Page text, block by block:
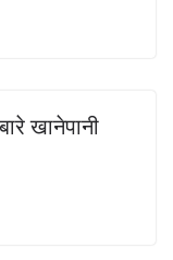
खानेपानी